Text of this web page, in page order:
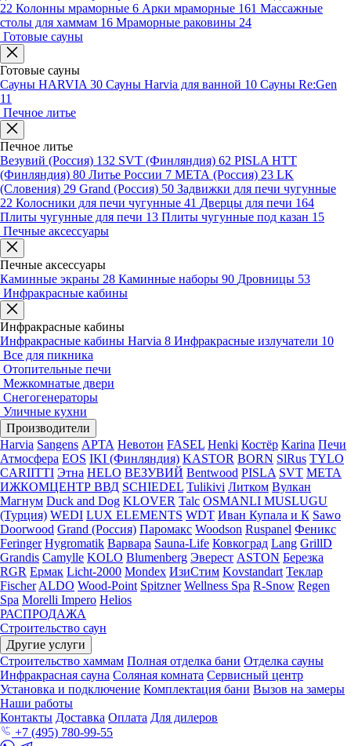
22 Колонны мраморные 6 Арки мраморные 161 Массажные
столы для хаммам 16 Мраморные раковины 24
Готовые сауны
Готовые сауны
Сауны HARVIA 30 Сауны Harvia для ванной 10 Сауны Re:Gen
11
Печное литье
Печное литье
Везувий (Россия) 132 SVT (Финляндия) 62 PISLA HTT
(Финляндия) 80 Литье России 7 МЕТА (Россия) 23 LK
(Словения) 29 Grand (Россия) 50 Задвижки для печи чугунные
22 Колосники для печи чугунные 41 Дверцы для печи 164
Плиты чугунные для печи 13 Плиты чугунные под казан 15
Печные аксессуары
Печные аксессуары
Каминные экраны 28 Каминные наборы 90 Дровницы 53
Инфракрасные кабины
Инфракрасные кабины
Инфракрасные кабины Harvia 8 Инфракрасные излучатели 10
Все для пикника
Отопительные печи
Межкомнатые двери
Снегогенераторы
Уличные кухни
Производители
Harvia Sangens АРТА Невотон FASEL Henki Костёр Karina Печи
Атмосфера EOS IKI (Финляндия) KASTOR BORN SlRus TYLO
CARIITTI Этна HELO ВЕЗУВИЙ Bentwood PISLA SVT МЕТА
ИЖКОМЦЕНТР ВВД SCHIEDEL Tulikivi Литком Вулкан
Магнум Duck and Dog KLOVER Talc OSMANLI MUSLUGU
(Турция) WEDI LUX ELEMENTS WDT Иван Купала и К Sawo
Doorwood Grand (Россия) Паромакс Woodson Ruspanel Феникс
Feringer Hygromatik Варвара Sauna-Life Ковкоград Lang GrillD
Grandis Camylle KOLO Blumenberg Эверест ASTON Березка
RGR Ермак Licht-2000 Mondex ИзиСтим Kovstandart Теклар
Fischer ALDO Wood-Point Spitzner Wellness Spa R-Snow Regen
Spa Morelli Impero Helios
РАСПРОДАЖА
Строительство саун
Другие услуги
Строительство хаммам Полная отделка бани Отделка сауны
Инфракрасная сауна Соляная комната Сервисный центр
Установка и подключение Комплектация бани Вызов на замеры
Наши работы
Контакты Доставка Оплата Для дилеров
+7 (495) 780-99-55